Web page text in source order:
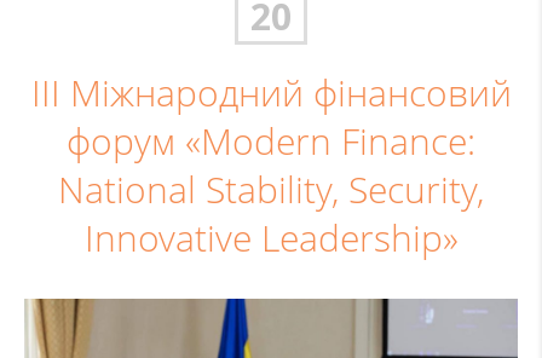
20
ІІІ Міжнародний фінансовий
форум «Modern Finance:
National Stability, Security,
Innovative Leadership»